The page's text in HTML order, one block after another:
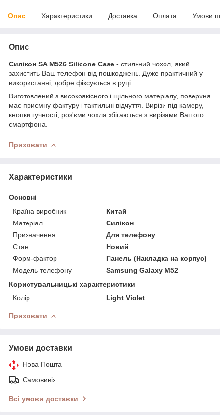
Опис Характеристики Доставка Оплата Умови
Опис
Силікон SA M526 Silicone Case - стильний чохол, який
захистить Ваш телефон від пошкоджень. Дуже практичний у
використанні, добре фіксується в руці.
Виготовлений з високоякісного і щільного матеріалу, поверхня
має приємну фактуру і тактильні відчуття. Вирізи під камеру,
кнопки гучності, роз'єми чохла збігаються з вирізами Вашого
смартфона.
Приховати
Характеристики
Основні
Країна виробник
Китай
Матеріал
Силікон
Призначення
Для телефону
Стан
Новий
Форм-фактор
Панель (Накладка на корпус)
Модель телефону
Samsung Galaxy M52
Користувальницькі характеристики
Колір
Light Violet
Приховати
Умови доставки
Нова Пошта
Самовивіз
Всі умови доставки